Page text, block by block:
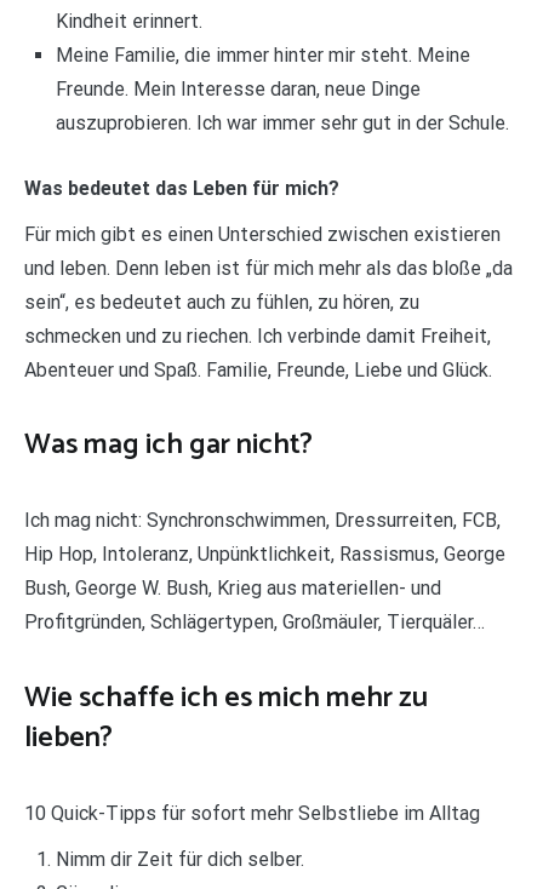
Kindheit erinnert.
Meine Familie, die immer hinter mir steht. Meine
Freunde. Mein Interesse daran, neue Dinge
auszuprobieren. Ich war immer sehr gut in der Schule.
Was bedeutet das Leben für mich?
Für mich gibt es einen Unterschied zwischen existieren
und leben. Denn leben ist für mich mehr als das bloße „da
sein“, es bedeutet auch zu fühlen, zu hören, zu
schmecken und zu riechen. Ich verbinde damit Freiheit,
Abenteuer und Spaß. Familie, Freunde, Liebe und Glück.
Was mag ich gar nicht?
Ich mag nicht: Synchronschwimmen, Dressurreiten, FCB,
Hip Hop, Intoleranz, Unpünktlichkeit, Rassismus, George
Bush, George W. Bush, Krieg aus materiellen- und
Profitgründen, Schlägertypen, Großmäuler, Tierquäler…
Wie schaffe ich es mich mehr zu
lieben?
10 Quick-Tipps für sofort mehr Selbstliebe im Alltag
Nimm dir Zeit für dich selber.